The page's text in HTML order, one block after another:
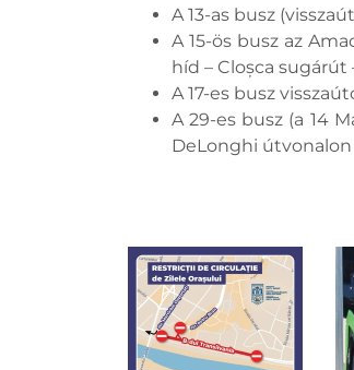
A 13-as busz
A 15-ös busz az
híd – Cloșca sugárút
A 17-es busz
A 29-es busz (a 14
DeLonghi útvonalon